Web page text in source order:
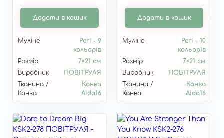
Додати в кошик
Муліне
Peri - 9
кольорів
Розмір
7×21 см
Виробник
ПОВІТРУЛЯ
Тканина /
Канва
Канва
Aida16
Додати в кошик
Муліне
Peri - 10
кольорів
Розмір
7×21 см
Виробник
ПОВІТРУЛЯ
Тканина /
Канва
Канва
Aida16